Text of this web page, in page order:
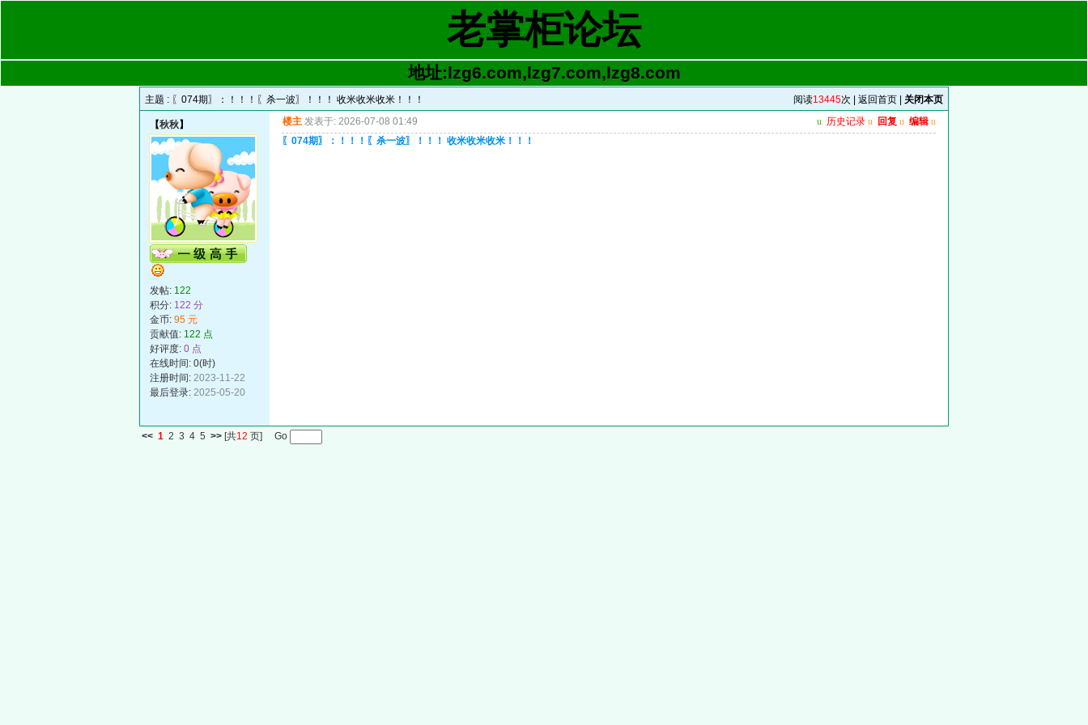
老掌柜论坛
地址:lzg6.com,lzg7.com,lzg8.com
主题 : 〖074期〗：！！！〖杀一波〗！！！ 收米收米收米！！！ 阅读13445次 | 返回首页 关闭本页
【秋秋】
发帖: 122
积分: 122 分
金币: 95 元
贡献值: 122 点
好评度: 0 点
在线时间: 0(时)
注册时间: 2023-11-22
最后登录: 2025-05-20
楼主 发表于: 2026-07-08 01:49 u 历史记录 u 回复 u 编辑 u
〖074期〗：！！！〖杀一波〗！！！ 收米收米收米！！！
<< 1 2 3 4 5 >> [共12 页] Go